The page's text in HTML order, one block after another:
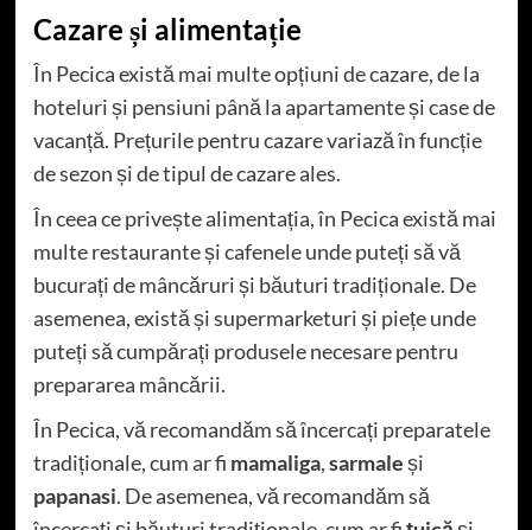
Cazare și alimentație
În Pecica există mai multe opțiuni de cazare, de la
hoteluri și pensiuni până la apartamente și case de
vacanță. Prețurile pentru cazare variază în funcție
de sezon și de tipul de cazare ales.
În ceea ce privește alimentația, în Pecica există mai
multe restaurante și cafenele unde puteți să vă
bucurați de mâncăruri și băuturi tradiționale. De
asemenea, există și supermarketuri și piețe unde
puteți să cumpărați produsele necesare pentru
prepararea mâncării.
În Pecica, vă recomandăm să încercați preparatele
tradiționale, cum ar fi mamaliga,sarmaleși
papanasi. De asemenea, vă recomandăm să